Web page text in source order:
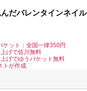
だバレンタインネイル
ケット：全国一律350円
げで佐川無料
げでゆうパケット無料
トが作成